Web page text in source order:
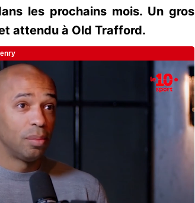
les prochains mois. Un gros
attendu à Old Trafford.